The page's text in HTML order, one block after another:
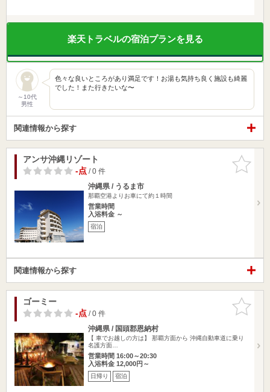
楽天トラベルの宿泊プランを見る
～10代
男性
色々な良いところがあり満足です！お湯も気持ち良く施設も綺麗
でした！また行きたいな〜
関連情報から探す
お気に入
りに追加
アンサ沖縄リゾート
-点/ 0 件
沖縄県 / うるま市
那覇空港よりお車にて約１時間
営業時間
入浴料金 ～
宿泊
関連情報から探す
お気に入
りに追加
ゴーミー
-点/ 0 件
沖縄県 / 国頭郡恩納村
【 車でお越しの方は】 那覇方面から 沖縄自動車道に乗り
名護方面…
営業時間 16:00～20:30
入浴料金 12,000円～
日帰り 宿泊